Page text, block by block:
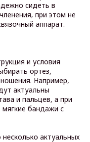
сидеть в
при этом не
аппарат.
и условия
ортез,
Например,
актуальны
и пальцев, а при
мягкие бандажи с
актуальных